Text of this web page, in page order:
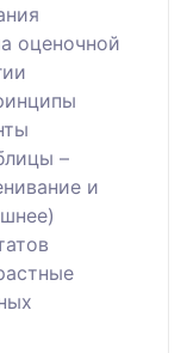
оценочной
–
и